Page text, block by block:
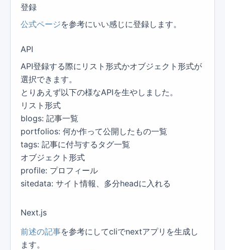
登録
公式ページを参考にいい感じに登録します。
API
API登録する際にリスト形式かオブジェクト形式が
選択できます。
とりあえず以下の様なAPIを生やしました。
リスト形式
blogs: 記事一覧
portfolios: 何か作って公開したもの一覧
tags: 記事に付与するタグ一覧
オブジェクト形式
profile: プロフィール
sitedata: サイト情報、多分headに入れる
Next.js
前述の記事を参考にしてcliでnextアプリを生成し
ます。